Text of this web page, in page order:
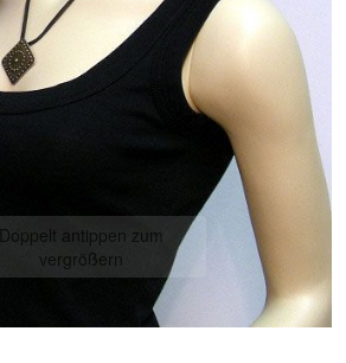
Doppelt antippen zum
vergrößern